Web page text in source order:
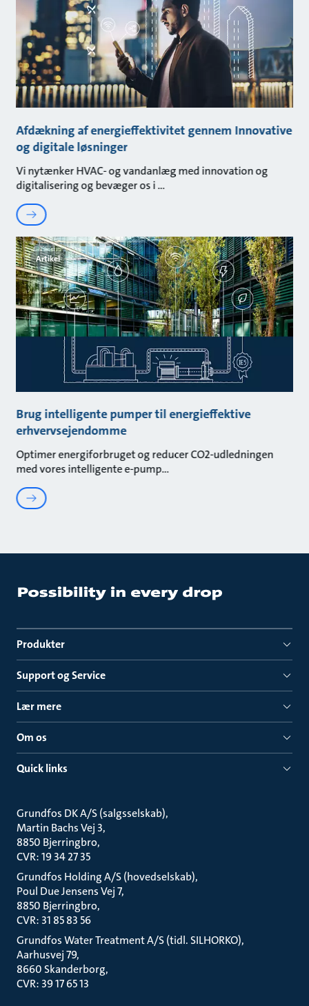
Afdækning af energieffektivitet gennem Innovative
og digitale løsninger
Vi nytænker HVAC- og vandanlæg med innovation og
digitalisering og bevæger os i
Artikel
Brug intelligente pumper til energieffektive
erhvervsejendomme
Optimer energiforbruget og reducer CO2-udledningen
med vores intelligente e-pump
Produkter
Support og Service
Lær mere
Om os
Quick links
Grundfos DK A/S (salgsselskab)
Martin Bachs Vej 3
8850 Bjerringbro
CVR: 19 34 27 35
Grundfos Holding A/S (hovedselskab)
Poul Due Jensens Vej 7
8850 Bjerringbro
CVR: 31 85 83 56
Grundfos Water Treatment A/S (tidl. SILHORKO)
Aarhusvej 79
8660 Skanderborg
CVR: 39 17 65 13